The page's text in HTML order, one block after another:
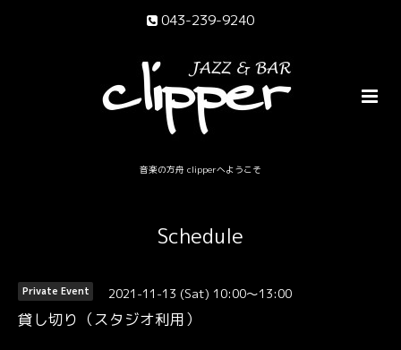
043-239-9240
音楽の方舟 clipperへようこそ
Schedule
Private Event 2021-11-13 (Sat) 10:00～13:00
貸し切り（スタジオ利用）